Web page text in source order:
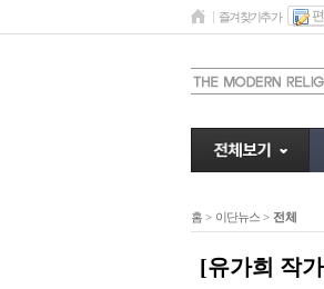
즐겨찾기추가
홈 > 이단뉴스 > 전체
[유가희 작